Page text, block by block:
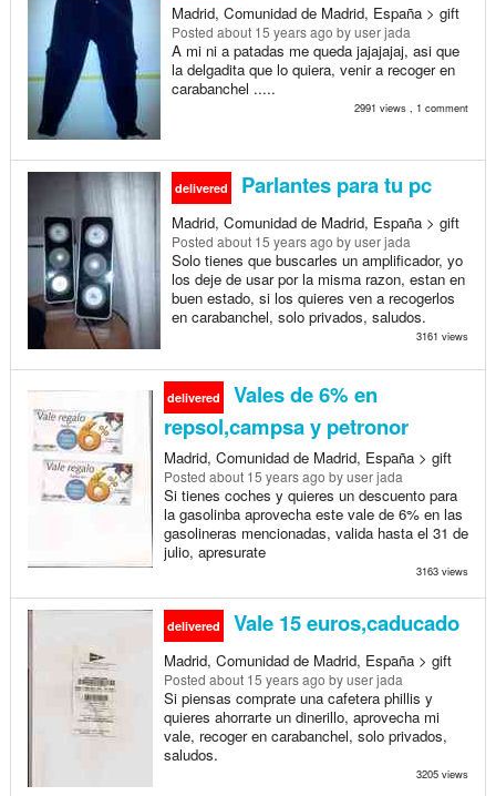
Madrid, Comunidad de Madrid, España > gift
Posted about 15 years ago by user jada
A mi ni a patadas me queda jajajajaj, asi que
la delgadita que lo quiera, venir a recoger en
carabanchel .....
2991 views , 1 comment
delivered Parlantes para tu pc
Madrid, Comunidad de Madrid, España > gift
Posted about 15 years ago by user jada
Solo tienes que buscarles un amplificador, yo
los deje de usar por la misma razon, estan en
buen estado, si los quieres ven a recogerlos
en carabanchel, solo privados, saludos.
3161 views
delivered
Vales de 6% en
repsol,campsa y petronor
Madrid, Comunidad de Madrid, España > gift
Posted about 15 years ago by user jada
Si tienes coches y quieres un descuento para
la gasolinba aprovecha este vale de 6% en las
gasolineras mencionadas, valida hasta el 31 de
julio, apresurate
3163 views
delivered Vale 15 euros,caducado
Madrid, Comunidad de Madrid, España > gift
Posted about 15 years ago by user jada
Si piensas comprate una cafetera phillis y
quieres ahorrarte un dinerillo, aprovecha mi
vale, recoger en carabanchel, solo privados,
saludos.
3205 views